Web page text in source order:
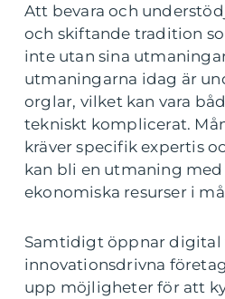
Att bevara och
och skiftande tradition
inte utan sina
utmaningarna idag är
orglar, vilket kan vara
tekniskt komplicerat.
kräver specifik expertis
kan bli en utmaning
ekonomiska resurser i
Samtidigt öppnar digital
innovationsdrivna
upp möjligheter för att